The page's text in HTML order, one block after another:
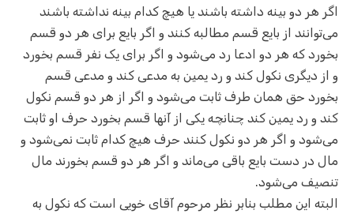
اگر هر دو بینه داشته باشند یا هیچ کدام بینه نداشته باشند
می‌توانند از بایع قسم مطالبه کنند و اگر بایع برای هر دو قسم
بخورد که هر دو ادعا رد می‌شود و اگر برای یک نفر قسم بخورد
و از دیگری نکول کند و رد یمین به مدعی کند و مدعی قسم
بخورد حق همان طرف ثابت می‌شود و اگر از هر دو قسم نکول
کند و رد یمین کند چنانچه یکی از آنها قسم بخورد حرف او ثابت
می‌شود و اگر هر دو نکول کنند حرف هیچ کدام ثابت نمی‌شود و
مال در دست بایع باقی می‌ماند و اگر هر دو قسم بخورند مال
تنصیف می‌شود.
البته این مطلب بنابر نظر مرحوم آقای خویی است که نکول به